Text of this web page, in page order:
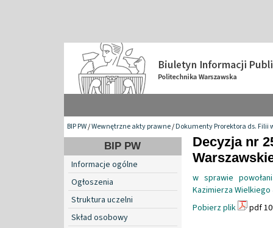
BIP PW/Wewnętrzne akty prawne/Dokumenty Prorektora ds. Filii
BIP PW
Informacje ogólne
Ogłoszenia
Struktura uczelni
Skład osobowy
Decyzja nr
w sprawie
Kazimierza Wielkiego
Pobierz plik
pdf